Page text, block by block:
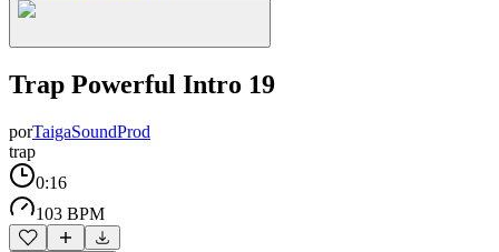
Trap Powerful Intro 19
porTaigaSoundProd
trap
0:16
103 BPM